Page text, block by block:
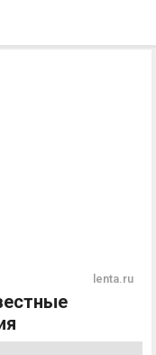
lenta.ru